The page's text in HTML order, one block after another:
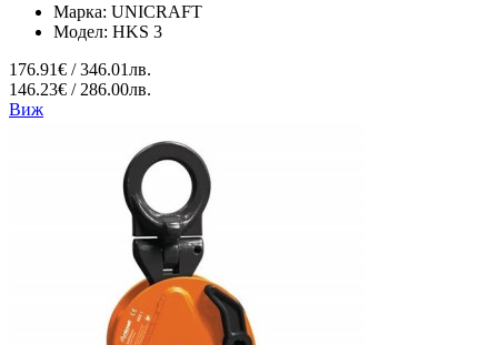
Марка: UNICRAFT
Модел: HKS 3
176.91€ / 346.01лв.
146.23€ / 286.00лв.
Виж